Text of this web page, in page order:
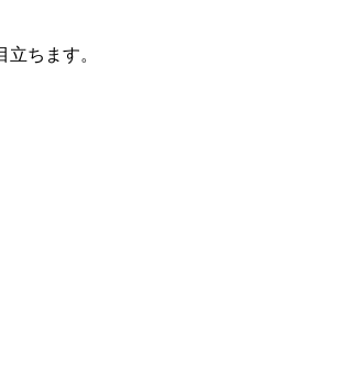
ちます。